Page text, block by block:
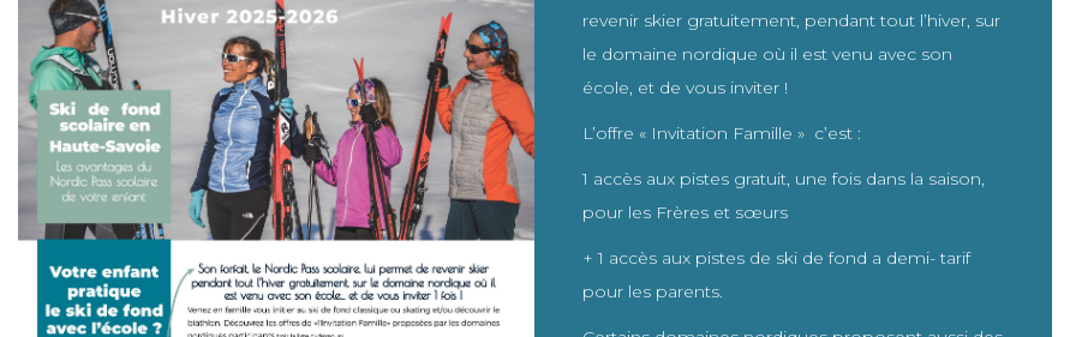
revenir skier gratuitement, pendant tout l’hiver, sur
le domaine nordique où il est venu avec son
école, et de vous inviter !
L’offre « Invitation Famille » c’est :
1 accès aux pistes gratuit, une fois dans la saison,
pour les Frères et sœurs
+ 1 accès aux pistes de ski de fond a demi- tarif
pour les parents.